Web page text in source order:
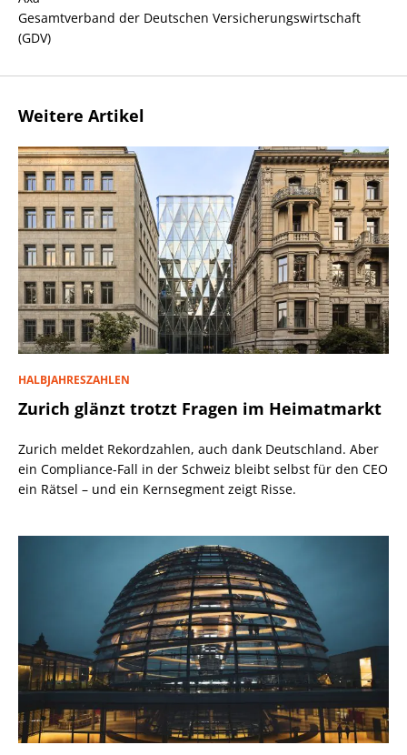
Gesamtverband der Deutschen Versicherungswirtschaft
(GDV)
Weitere Artikel
HALBJAHRESZAHLEN
Zurich glänzt trotzt Fragen im Heimatmarkt
Zurich meldet Rekordzahlen, auch dank Deutschland. Aber
ein Compliance-Fall in der Schweiz bleibt selbst für den CEO
ein Rätsel – und ein Kernsegment zeigt Risse.